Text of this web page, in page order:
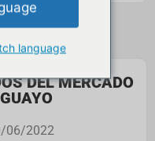
DEL MERCADO
06/2022
language